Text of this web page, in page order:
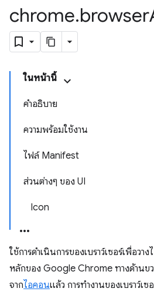
chrome.browser
ในหน้านี้
คำอธิบาย
ความพร้อมใช้งาน
ไฟล์ Manifest
ส่วนต่างๆ ของ UI
Icon
ใช้การดำเนินการของเบราว์เซอร์เพื่อว
หลักของ Google Chrome ทางด้านข
จากไอคอนแล้ว การทำงานของเบราว์เซ